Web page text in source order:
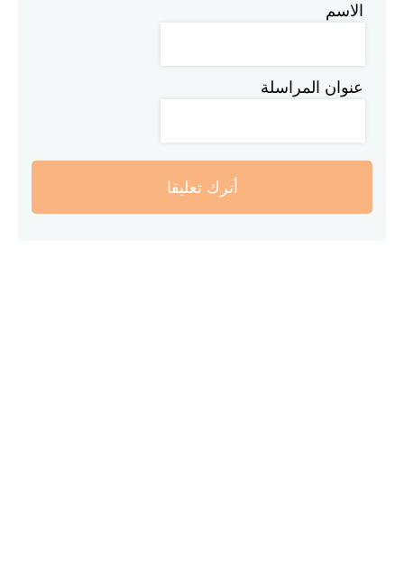
الاسم
عنوان المراسلة
أترك تعليقا